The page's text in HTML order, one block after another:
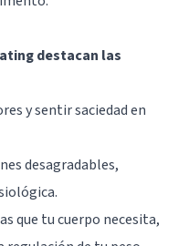
destacan las
y sentir saciedad en
desagradables,
que tu cuerpo necesita,